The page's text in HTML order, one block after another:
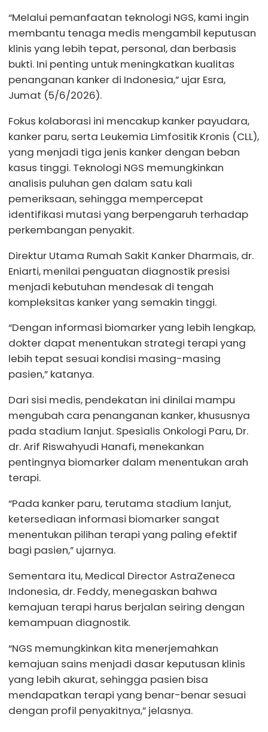
“Melalui pemanfaatan teknologi NGS, kami ingin
membantu tenaga medis mengambil keputusan
klinis yang lebih tepat, personal, dan berbasis
bukti. Ini penting untuk meningkatkan kualitas
penanganan kanker di Indonesia,” ujar Esra,
Jumat (5/6/2026).
Fokus kolaborasi ini mencakup kanker payudara,
kanker paru, serta Leukemia Limfositik Kronis (CLL),
yang menjadi tiga jenis kanker dengan beban
kasus tinggi. Teknologi NGS memungkinkan
analisis puluhan gen dalam satu kali
pemeriksaan, sehingga mempercepat
identifikasi mutasi yang berpengaruh terhadap
perkembangan penyakit.
Direktur Utama Rumah Sakit Kanker Dharmais, dr.
Eniarti, menilai penguatan diagnostik presisi
menjadi kebutuhan mendesak di tengah
kompleksitas kanker yang semakin tinggi.
“Dengan informasi biomarker yang lebih lengkap,
dokter dapat menentukan strategi terapi yang
lebih tepat sesuai kondisi masing-masing
pasien,” katanya.
Dari sisi medis, pendekatan ini dinilai mampu
mengubah cara penanganan kanker, khususnya
pada stadium lanjut. Spesialis Onkologi Paru, Dr.
dr. Arif Riswahyudi Hanafi, menekankan
pentingnya biomarker dalam menentukan arah
terapi.
“Pada kanker paru, terutama stadium lanjut,
ketersediaan informasi biomarker sangat
menentukan pilihan terapi yang paling efektif
bagi pasien,” ujarnya.
Sementara itu, Medical Director AstraZeneca
Indonesia, dr. Feddy, menegaskan bahwa
kemajuan terapi harus berjalan seiring dengan
kemampuan diagnostik.
“NGS memungkinkan kita menerjemahkan
kemajuan sains menjadi dasar keputusan klinis
yang lebih akurat, sehingga pasien bisa
mendapatkan terapi yang benar-benar sesuai
dengan profil penyakitnya,” jelasnya.